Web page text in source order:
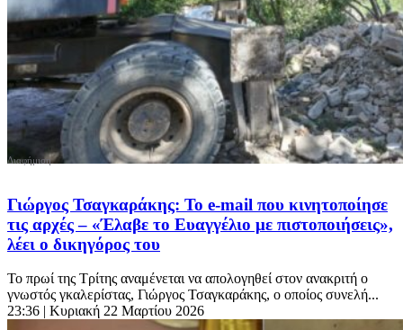
Γιώργος Τσαγκαράκης: Το e-mail που κινητοποίησε
τις αρχές – «Έλαβε το Ευαγγέλιο με πιστοποιήσεις»,
λέει ο δικηγόρος του
Το πρωί της Τρίτης αναμένεται να απολογηθεί στον ανακριτή ο
γνωστός γκαλερίστας, Γιώργος Τσαγκαράκης, ο οποίος συνελή...
23:36 | Κυριακή 22 Μαρτίου 2026